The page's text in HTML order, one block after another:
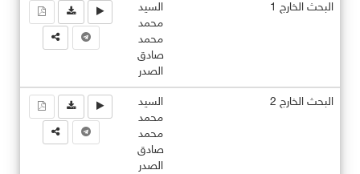
البحث الخارج 1
السيد
محمد
محمد
صادق
الصدر
البحث الخارج 2
السيد
محمد
محمد
صادق
الصدر